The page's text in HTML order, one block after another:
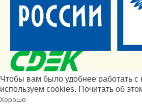
Чтобы вам было удобнее работать
используем cookies. Почитать об
Хорошо